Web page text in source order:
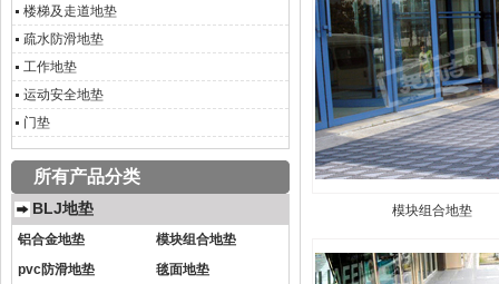
楼梯及走道地垫
疏水防滑地垫
工作地垫
运动安全地垫
门垫
所有产品分类
BLJ地垫
铝合金地垫
模块组合地垫
pvc防滑地垫
毯面地垫
模块组合地垫